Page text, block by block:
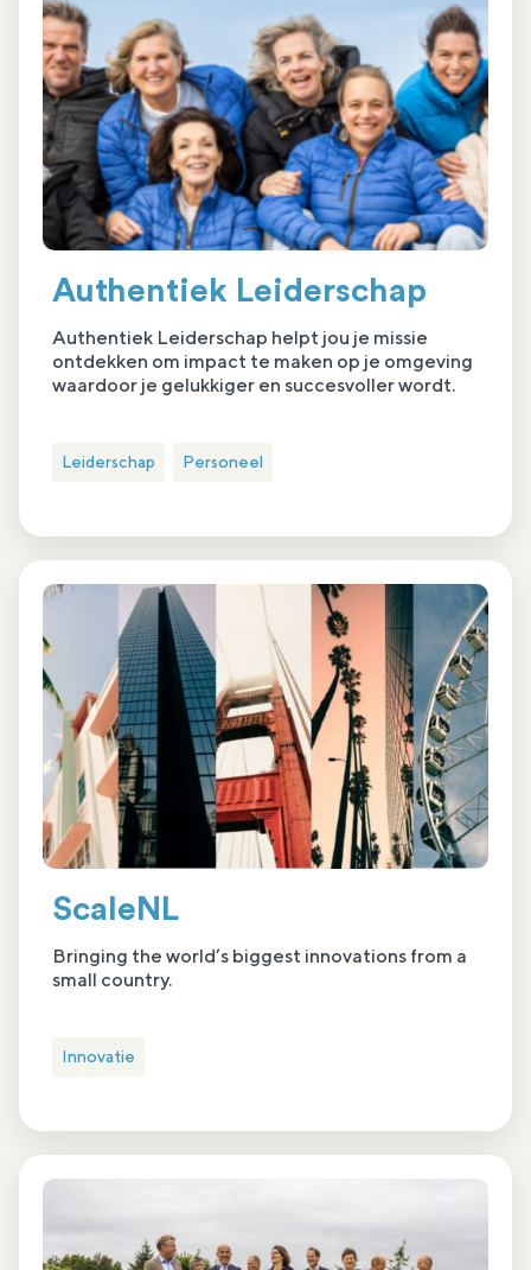
Authentiek Leiderschap
Authentiek Leiderschap helpt jou je missie
ontdekken om impact te maken op je omgeving
waardoor je gelukkiger en succesvoller wordt.
Leiderschap Personeel
ScaleNL
Bringing the world’s biggest innovations from a
small country.
Innovatie